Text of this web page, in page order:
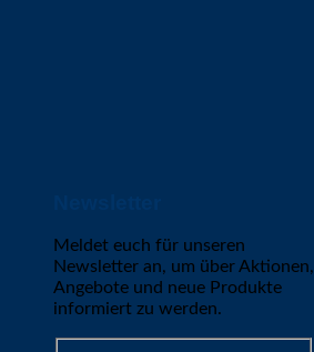
Meldet euch für unseren
Newsletter an, um über Aktionen,
Angebote und neue Produkte
informiert zu werden.